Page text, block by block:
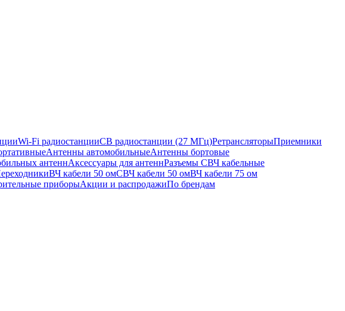
Wi-Fi радиостанцииCB радиостанции (27 МГц)РетрансляторыПриемники
Антенны автомобильныеАнтенны бортовые
антеннАксессуары для антеннРазъемы СВЧ кабельные
ВЧ кабели 50 омСВЧ кабели 50 омВЧ кабели 75 ом
приборыАкции и распродажиПо брендам